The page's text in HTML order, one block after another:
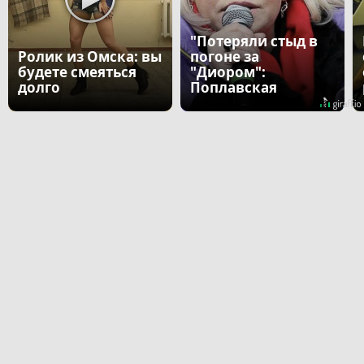
Ролик из Омска: вы
будете смеяться
долго
"Потеряли стыд в
погоне за
"Диором":
Поплавская
вмазала семейке